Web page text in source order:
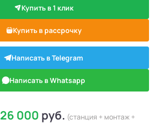
Купить в 1 клик
Купить в рассрочку
Написать в Telegram
Написать в Whatsapp
26 000 руб. (станция + монтаж +